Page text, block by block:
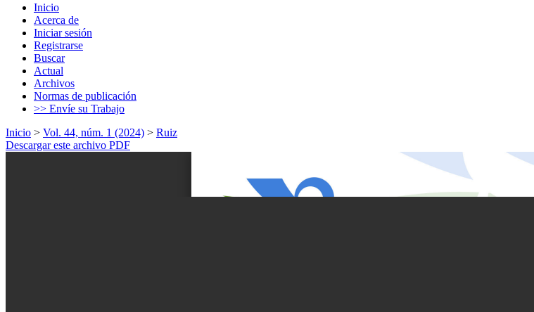
Inicio
Acerca de
Iniciar sesión
Registrarse
Buscar
Actual
Archivos
Normas de publicación
>> Envíe su Trabajo
Inicio > Vol. 44, núm. 1 (2024) > Ruiz
Descargar este archivo PDF